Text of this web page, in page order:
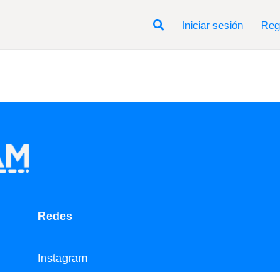
Iniciar sesión
Redes
Instagram